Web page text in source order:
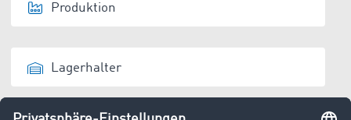
Produktion
Lagerhalter